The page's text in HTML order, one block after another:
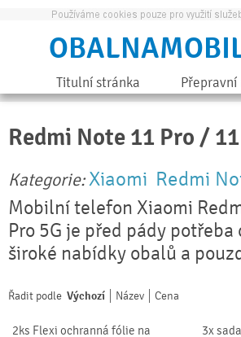
Titulní stránka
Redmi Note 11 Pro /
Kategorie:Xiaomi Redmi
Mobilní telefon Xiaomi
Pro 5G je před pády
široké nabídky obalů a
Řadit podle Výchozí Název Cena
2ks Flexi ochranná fólie na
3x